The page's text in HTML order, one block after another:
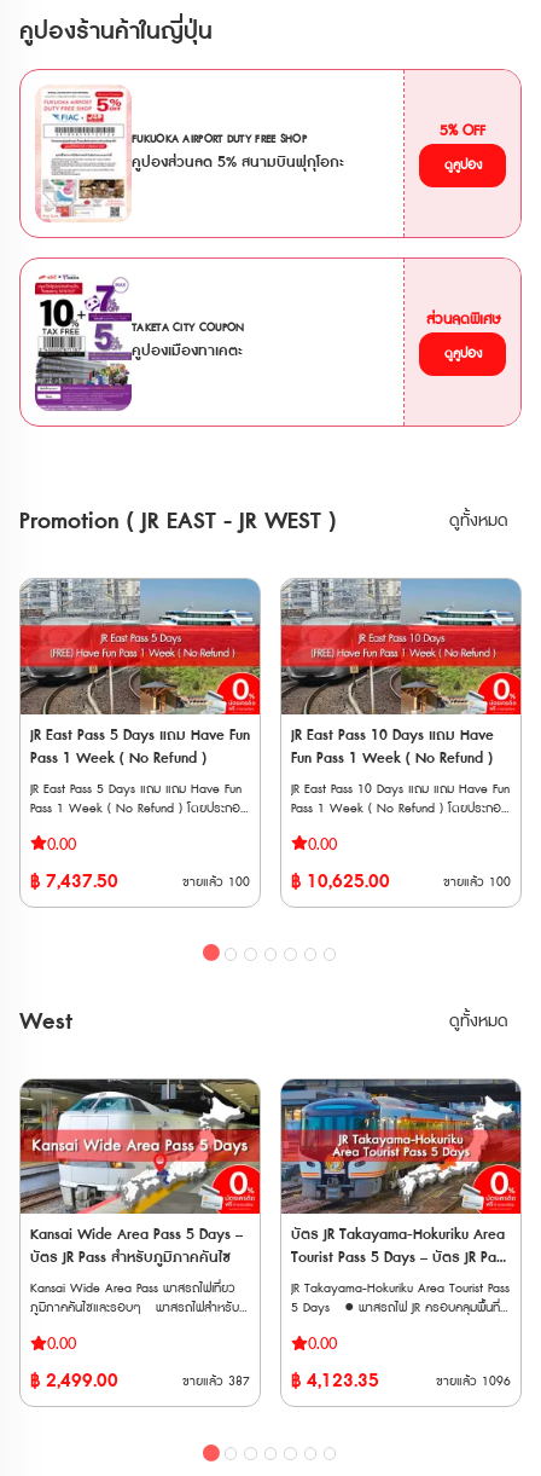
เที่ยวต่างๆ ในจังหวัดโอกายามะได้ฟรี
สามารถเข้าชมสถานที่ท่องเที่ยวได้ 3 สถานที่
โดยมีระยะเวลาการใช้งาน 7 วัน หลังจากการ
เข้าใช้ครั้งแรก (ตั๋ว Have Fun in Okayama
: ตั๋วมีอายุ 270 วัน นับจากวันที่สั่งซื้อ)
**ตั๋ว JR สามารถสั่งซื้อล่วงหน้าก่อนเดินทาง
ได้ 90 วัน เนื่องจากต้องนำ Voucher JR ไป
แลกตั๋วจริงที่ญี่ปุ่นภายในไม่เกิน 90 วัน
**กรณีทำรายการสั่งซื้อตั๋ว E-Ticket
ภายในเวลา 13.00 น. จะได้รับ Voucher
ทางอีเมลภายในวัน และหากสั่งซื้อหลังเวลา
ดังกล่าว จะได้รับภายในวันถัดไป บัตร JR
Pass สำหรับภูมิภาคคันไซ และ บัตร Have
Fun in Okayama Pass การใช้งาน •
สามารถใช้รถไฟ Sanyo Shinkansen (Shin-
Osaka-Okayama รวมไปถึง NOZOMI,
MIZUHO) • สามารถใช้รถไฟด่วนพิเศษและ
รถไฟธรรมดา (รวมไปถึงรถไฟเร็วและรถไฟ
เร็วพิเศษ) ภายใน Area แบบไม่ระบุที่นั่ง •
สามารถทำ Reserved Seat ที่ตู้ปกติได้ฟรี
แบบไม่จำกัดครั้ง สามารถใช้กับขบวน Sanyo
Shinkansen (Shin-Osaka-Okayama) และ
Electric Railway • สามารถใช้รถไฟ Chizu
Express • สามารถใช้รถบัส West JR Bus
สุดท้าย) • สามารถใช้ได้เฉพาะนักท่องเที่ยว
ชาวต่างชาติเท่านั้น • Passport ข้าราชการ
ปกเล่มสีน้ำเงิน ไม่สามารถใช้งานพาสทุกพาส
ได้ หมายเหตุ * สามารถใช้กับ Sanyo
Shinkansen
“NOZOMI” และ “MIZUHO” ได้ * ไม่
สามารถใช้ได้กับ Tokaido Shinkansen
(Shin-Osaka ⟺ Kyoto/Maibara) * มี
ค่าใช้จ่ายเพิ่มเติม กรณีใช้บริการขบวนรถไฟ
ที่ต้องแสดงตั๋วขึ้นรถไฟ (Jousha Seiriken)
หรือ ตั๋วไลน์เนอร์ (Liner Ken) * สามารถใช้
ผ่านประตูตรวจตั๋วอัตโนมัติได้ด้วย ** จุด
Takayama-Hokuriku Area Pass และ JR
ญี่ปุ่นเท่านั้น Have Fun in Okayama
「lumiere」 1000 Yen Coupon 4.
coupon 6. Okayama Prefecture
Kurashiki Bikan Historical Quarter
Rambler Coupons 7. Betty Smith
Factory Outlet 1500 Yen coupon 8.
City of Denim Kojima Tour Bus 1-Day
Pass 9. WASHU BLUE RESORT Kasago
hot spring one day pass 10. JR
Okayama Station-mae Electronics Retail
Store “Bic Camera Okayama Station-
mae Store” 1000-yen Voucher 11.
Ikurado Cave Admission
Ticket(2024.02.02~) 12. Takahashishi
Nariwa Museum Admission Ticket
2000 yen coupon วิธีการใช้งาน: •
จากจองแล้ว จะได้รับอีเมลที่มี QR code ให้
นำไปแลกบัตรจริงที่ตู้จำหน่ายตั๋วสีเขียวของ
Have Fun in OKAYAMA Pass 1 Week
Free Pass: หลังจากจองแล้ว จะได้รับอีเมลที่
รถไฟสาย Tokyo Monorail • รถไฟสาย
รถไฟสาย Joshin Dentetsu • รถไฟสาย
Saitama New Urban Transit (Ōmiya -
the Railway Museum) • รถไฟสาย Tokyo
Waterfront Area Rapid Transit (Rinkai) •
รถไฟ Hokuriku Shinkansen ระหว่าง
Joetsu Shinkansen ระหว่าง Tokyo - Gala
Yuzawa • รถไฟ Tohoku Shinkansen
ระหว่าง Tokyo - Nasushiobara •
รถไฟ Tobu ไม่ว่าจะเป็น Nikkō, SPACIA
Nikkō, Kinugawa และ SPACIA Kinugawa
Wide Pass กับรถไฟสาย Tokaido
Green Car หรือรถไฟตู้นอน ต้องซื้อตั๋ว
ระบุที่นั่งแบบ Super Express เพิ่มเติม * การ
โดยสาร Fujisan Express, Fujisan View
Resort เปิดให้บริการ * ไม่สามารถใช้พาสกับ
รถบัส JR ได้ 💺การจองที่นั่ง * หากใช้ที่
บางขบวนมีเฉพาะที่นั่งแบบจองเท่านั้น และไม่
สามารถจองบนขบวนได้ ต้องจองล่วงหน้าที่
เคาน์เตอร์ให้บริการ * สามารถทำการจองที่
นั่งล่วงได้ที่ เครื่องจำหน่ายตั๋วอัตโนมัติและ
เคาน์เตอร์บริการ * สามารถจองที่ล่วงหน้า
ออนไลน์ได้ที่ "JR-EAST Train Reservation"
📱วิธีการใช้งาน * นำเวาเชอร์พร้อม
ไปรับพาสตัวจริงที่เคาน์เตอร์ JR (ตรวจสอบ
สถานที่แลกพาส JR East Pass (Tohoku
Area)) * ต้องระบุวันที่เริ่มใช้งานภายใน 1
เดือนขณะที่แลกรับพาสจริง และไม่สามารถ
เปลี่ยนแปลงภายหลังได้ จุดแลกรับ JR
TOKYO Wide Pass • JR EAST Travel
Shibuya Station ・Shinjuku Station
Station ・Kashiwa Station ・Kawasaki
Narita Airport Station ・Airport
Terminal 2 Station ・Funabashi Station
JAPAN RAIL CAFE (Tokyo Station Yaesu
Exit) ・Takanawa Gateway Travel
Service Center • AGT ・(JTB) Haneda
คูปองร้านค้าในญี่ปุ่น
FUKUOKA AIRPORT DUTY FREE SHOP
คูปองส่วนลด 5% สนามบินฟุกุโอกะ
5% OFF
ดูคูปอง
TAKETA CITY COUPON
คูปองเมืองทาเคตะ
ส่วนลดพิเศษ
ดูคูปอง
Promotion ( JR EAST - JR WEST ) ดูทั้งหมด
JR East Pass 5 Days แถม Have Fun
Pass 1 Week ( No Refund )
JR East Pass 5 Days แถม แถม Have Fun
Pass 1 Week ( No Refund ) โดยประกอบ
Pass 5 Days เป็นบัตรโดยสารรถไฟ JR ที่ให้
โต และภูมิภาคโทโฮกุ ได้โดยไม่จำกัดครั้ง
สามารถใช้ได้ 5 วันต่อเนื่อง • Have Fun
สำหรับเข้าชมสถานที่ ทำกิจกรรม หรือทาน
ภายในไม่เกิน 90 วัน ** Have Fun
กรณี JR EAST PASS (แบบใช้ติดต่อกัน
5 วัน) ตั๋วพิเศษสำหรับนักท่องเที่ยวชาว
ต่างชาติเท่านั้น !!! สามารถโดยสารรถไฟ JR
(รวม Shinkansen และ limited express
trains) ในภูมิภาคคันโต และภูมิภาคโทโฮกุ ได้
โดยไม่จำกัดครั้ง สามารถใช้ได้ 5 วันต่อ
เนื่อง • ใช้รถไฟชินคันเซ็นและรถไฟ JR East
ในภูมิภาคคันไตและโทโฮคุ ได้ไม่จำกัดรอบ
ตลอดระยะเวลา 5 วัน • เหมาะสำหรับผู้ที่
ต้องการเที่ยวเมืองยอดนิยม เช่น อาโอโมริ
ไม่กังวลเรื่องการจองที่นั่งกระเป๋าการเดินทาง
ขนาดใหญ่ เพราะบนรถไฟชินคันเซ็นมีชั้นวาง
รถไฟชินคันเซ็น (Shinkansen) • Tohoku
Shinkansen: ระหว่างสถานี Tokyo – Shin-
Aomori • Akita Shinkansen: ระหว่างสถานี
Tokyo – Akita • Yamagata Shinkansen:
Shinkansen: ระหว่างสถานี Tokyo –
Echigo-Yuzawa / GALA Yuzawa •
0.00
฿ 7,437.50 ขายแล้ว 100
JR East Pass 10 Days แถม Have
Fun Pass 1 Week ( No Refund )
JR East Pass 10 Days แถม แถม Have Fun
Pass 1 Week ( No Refund ) โดยประกอบ
Pass 10 Days เป็นบัตรโดยสารรถไฟ JR ที่ให้
โต และภูมิภาคโทโฮกุ ได้โดยไม่จำกัดครั้ง
สามารถใช้ได้ 10 วันต่อเนื่อง • Have Fun
อาหารในภูมิภาค ** ตั๋ว JR สามารถสั่งซื้อ
กรณี JR EAST PASS (แบบใช้ติดต่อกัน
10 วัน) ตั๋วพิเศษสำหรับนักท่องเที่ยวชาว
ต่างชาติเท่านั้น !!! สามารถโดยสารรถไฟ JR
(รวม Shinkansen และ limited express
trains) ในภูมิภาคคันโต และภูมิภาคโทโฮกุ ได้
โดยไม่จำกัดครั้ง สามารถใช้ได้ 10 วันต่อ
เนื่อง • ใช้รถไฟชินคันเซ็นและรถไฟ JR East
ในภูมิภาคคันไตและโทโฮคุ ได้ไม่จำกัดรอบ
ตลอดระยะเวลา 10 วัน • เหมาะสำหรับผู้ที่
ต้องการเที่ยวเมืองยอดนิยม เช่น อาโอโมริ
เซนได นางาโนะ นีงาตะ • จองที่นั่งได้ฟรี และ
ไม่กังวลเรื่องการจองที่นั่งกระเป๋าการเดินทาง
ขนาดใหญ่ เพราะบนรถไฟชินคันเซ็นมีชั้นวาง
รถไฟชินคันเซ็น (Shinkansen) • Tohoku
Shinkansen: ระหว่างสถานี Tokyo – Shin-
Aomori • Akita Shinkansen: ระหว่างสถานี
Tokyo – Akita • Yamagata Shinkansen:
Shinkansen: ระหว่างสถานี Tokyo –
Echigo-Yuzawa / GALA Yuzawa •
0.00
฿ 10,625.00 ขายแล้ว 100
West ดูทั้งหมด
Kansai Wide Area Pass 5 Days –
บัตร JR Pass สำหรับภูมิภาคคันไซ
Kansai Wide Area Pass พาสรถไฟเที่ยว
ภูมิภาคคันไซและรอบๆ พาสรถไฟสำหรับ
West สำหรับเดินทางในพื้นที่ภูมิภาคคันไซ
ฮิเมจิ วาคายาม่า ทตโตริ และโอคายาม่า
● เดินทางด้วยรถไฟ JR West ประเภทรถไฟ
Shinkansen) ภายในภูมิภาคคันไซได้แบบไม่
0.00
฿ 2,499.00 ขายแล้ว 387
บัตร JR Takayama-Hokuriku Area
Tourist Pass 5 Days – บัตร JR Pass
สำหรับทาคายามะและโฮคุริคุ 5 วัน
JR Takayama-Hokuriku Area Tourist Pass
5 Days ● พาสรถไฟ JR ครอบคลุมพื้นที่
(Kyoto), นาโกย่า (Nagoya), ทาคายาม่า
ยาม่า (Toyama), ฟุกุอิ (Fukui) ● นั่งรถไฟ
JR ประเภท Local, Rapid ไม่จำกัดรอบ
บินคันไซ (Kansai Airport; KIX) นั่งรถไฟ
ขบวน HARUKA ไปสถานี Tennoji, Osaka,
0.00
฿ 4,123.35 ขายแล้ว 1096